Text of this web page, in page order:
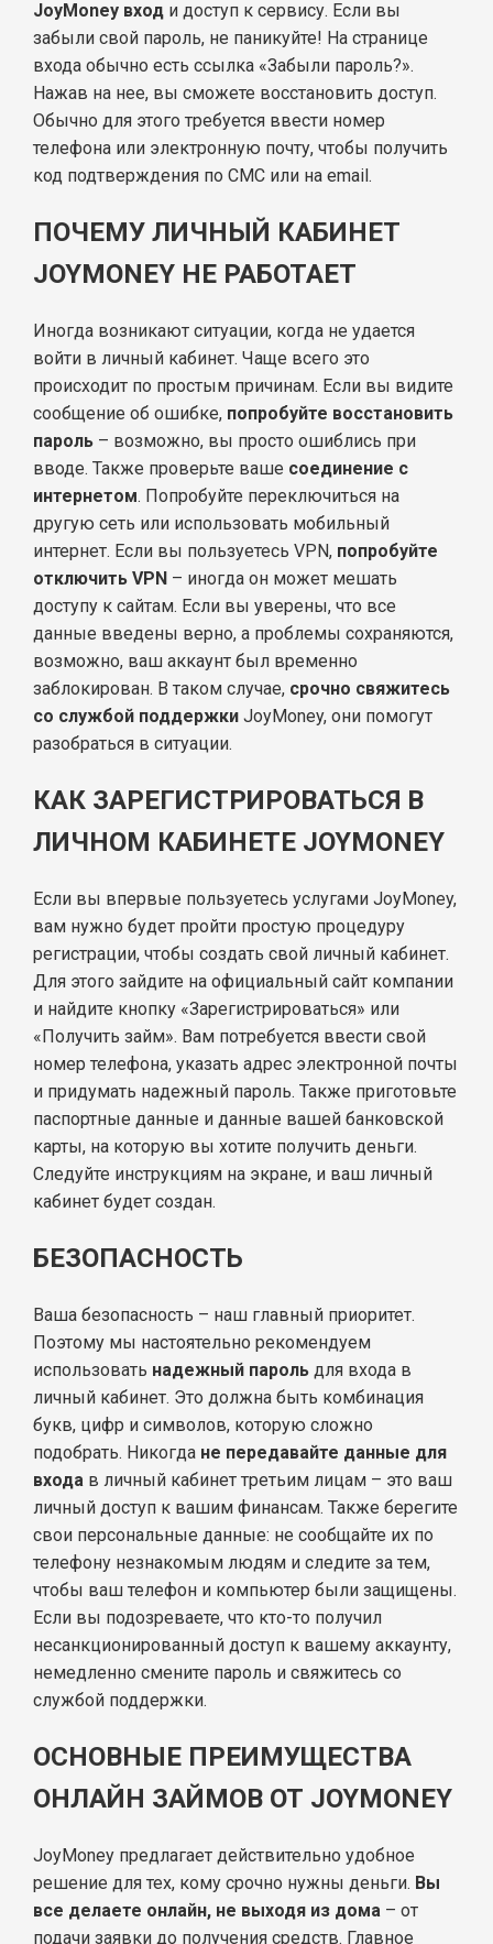
JoyMoney вход и доступ к сервису. Если вы
забыли свой пароль, не паникуйте! На странице
входа обычно есть ссылка «Забыли пароль?».
Нажав на нее, вы сможете восстановить доступ.
Обычно для этого требуется ввести номер
телефона или электронную почту, чтобы получить
код подтверждения по СМС или на email.
ПОЧЕМУ ЛИЧНЫЙ КАБИНЕТ
JOYMONEY НЕ РАБОТАЕТ
Иногда возникают ситуации, когда не удается
войти в личный кабинет. Чаще всего это
происходит по простым причинам. Если вы видите
сообщение об ошибке, попробуйте восстановить
пароль – возможно, вы просто ошиблись при
вводе. Также проверьте ваше соединение с
интернетом. Попробуйте переключиться на
другую сеть или использовать мобильный
интернет. Если вы пользуетесь VPN, попробуйте
отключить VPN – иногда он может мешать
доступу к сайтам. Если вы уверены, что все
данные введены верно, а проблемы сохраняются,
возможно, ваш аккаунт был временно
заблокирован. В таком случае, срочно свяжитесь
со службой поддержки JoyMoney, они помогут
разобраться в ситуации.
КАК ЗАРЕГИСТРИРОВАТЬСЯ В
ЛИЧНОМ КАБИНЕТЕ JOYMONEY
Если вы впервые пользуетесь услугами JoyMoney,
вам нужно будет пройти простую процедуру
регистрации, чтобы создать свой личный кабинет.
Для этого зайдите на официальный сайт компании
и найдите кнопку «Зарегистрироваться» или
«Получить займ». Вам потребуется ввести свой
номер телефона, указать адрес электронной почты
и придумать надежный пароль. Также приготовьте
паспортные данные и данные вашей банковской
карты, на которую вы хотите получить деньги.
Следуйте инструкциям на экране, и ваш личный
кабинет будет создан.
БЕЗОПАСНОСТЬ
Ваша безопасность – наш главный приоритет.
Поэтому мы настоятельно рекомендуем
использовать надежный пароль для входа в
личный кабинет. Это должна быть комбинация
букв, цифр и символов, которую сложно
подобрать. Никогда не передавайте данные для
входа в личный кабинет третьим лицам – это ваш
личный доступ к вашим финансам. Также берегите
свои персональные данные: не сообщайте их по
телефону незнакомым людям и следите за тем,
чтобы ваш телефон и компьютер были защищены.
Если вы подозреваете, что кто-то получил
несанкционированный доступ к вашему аккаунту,
немедленно смените пароль и свяжитесь со
службой поддержки.
ОСНОВНЫЕ ПРЕИМУЩЕСТВА
ОНЛАЙН ЗАЙМОВ ОТ JOYMONEY
JoyMoney предлагает действительно удобное
решение для тех, кому срочно нужны деньги. Вы
все делаете онлайн, не выходя из дома – от
подачи заявки до получения средств. Главное